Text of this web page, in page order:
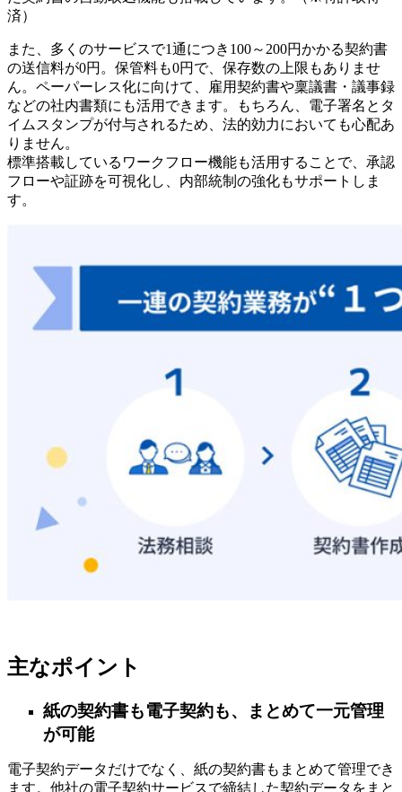
済）
また、多くのサービスで1通につき100～200円かかる契約書
の送信料が0円。保管料も0円で、保存数の上限もありませ
ん。ペーパーレス化に向けて、雇用契約書や稟議書・議事録
などの社内書類にも活用できます。もちろん、電子署名とタ
イムスタンプが付与されるため、法的効力においても心配あ
りません。
標準搭載しているワークフロー機能も活用することで、承認
フローや証跡を可視化し、内部統制の強化もサポートしま
す。
主なポイント
紙の契約書も電子契約も、まとめて一元管理
が可能
電子契約データだけでなく、紙の契約書もまとめて管理でき
ます。他社の電子契約サービスで締結した契約データをまと